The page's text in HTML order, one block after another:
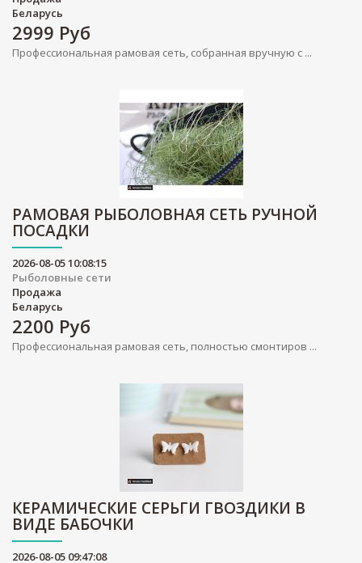
Беларусь
2999 Руб
Профессиональная рамовая сеть, собранная вручную с ...
РАМОВАЯ РЫБОЛОВНАЯ СЕТЬ РУЧНОЙ
ПОСАДКИ
2026-08-05 10:08:15
Рыболовные сети
Продажа
Беларусь
2200 Руб
Профессиональная рамовая сеть, полностью смонтиров ...
КЕРАМИЧЕСКИЕ СЕРЬГИ ГВОЗДИКИ В
ВИДЕ БАБОЧКИ
2026-08-05 09:47:08